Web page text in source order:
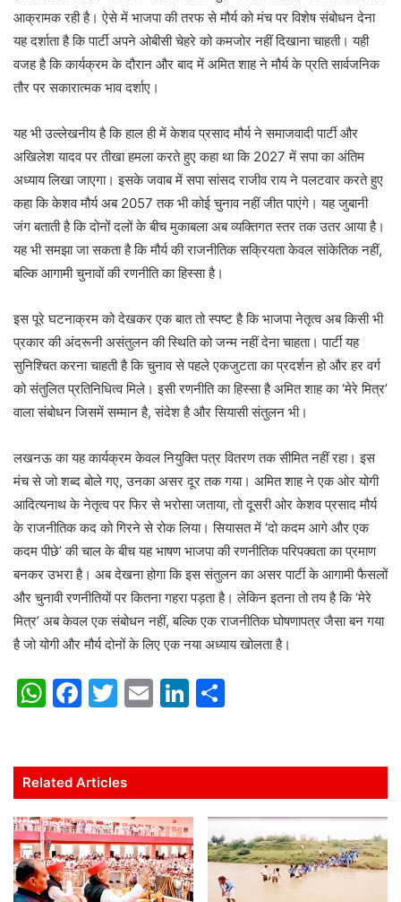
आक्रामक रही है। ऐसे में भाजपा की तरफ से मौर्य को मंच पर विशेष संबोधन देना
यह दर्शाता है कि पार्टी अपने ओबीसी चेहरे को कमजोर नहीं दिखाना चाहती। यही
वजह है कि कार्यक्रम के दौरान और बाद में अमित शाह ने मौर्य के प्रति सार्वजनिक
तौर पर सकारात्मक भाव दर्शाए।
यह भी उल्लेखनीय है कि हाल ही में केशव प्रसाद मौर्य ने समाजवादी पार्टी और
अखिलेश यादव पर तीखा हमला करते हुए कहा था कि 2027 में सपा का अंतिम
अध्याय लिखा जाएगा। इसके जवाब में सपा सांसद राजीव राय ने पलटवार करते हुए
कहा कि केशव मौर्य अब 2057 तक भी कोई चुनाव नहीं जीत पाएंगे। यह जुबानी
जंग बताती है कि दोनों दलों के बीच मुकाबला अब व्यक्तिगत स्तर तक उतर आया है।
यह भी समझा जा सकता है कि मौर्य की राजनीतिक सक्रियता केवल सांकेतिक नहीं,
बल्कि आगामी चुनावों की रणनीति का हिस्सा है।
इस पूरे घटनाक्रम को देखकर एक बात तो स्पष्ट है कि भाजपा नेतृत्व अब किसी भी
प्रकार की अंदरूनी असंतुलन की स्थिति को जन्म नहीं देना चाहता। पार्टी यह
सुनिश्चित करना चाहती है कि चुनाव से पहले एकजुटता का प्रदर्शन हो और हर वर्ग
को संतुलित प्रतिनिधित्व मिले। इसी रणनीति का हिस्सा है अमित शाह का ‘मेरे मित्र’
वाला संबोधन जिसमें सम्मान है, संदेश है और सियासी संतुलन भी।
लखनऊ का यह कार्यक्रम केवल नियुक्ति पत्र वितरण तक सीमित नहीं रहा। इस
मंच से जो शब्द बोले गए, उनका असर दूर तक गया। अमित शाह ने एक ओर योगी
आदित्यनाथ के नेतृत्व पर फिर से भरोसा जताया, तो दूसरी ओर केशव प्रसाद मौर्य
के राजनीतिक कद को गिरने से रोक लिया। सियासत में ‘दो कदम आगे और एक
कदम पीछे’ की चाल के बीच यह भाषण भाजपा की रणनीतिक परिपक्वता का प्रमाण
बनकर उभरा है। अब देखना होगा कि इस संतुलन का असर पार्टी के आगामी फैसलों
और चुनावी रणनीतियों पर कितना गहरा पड़ता है। लेकिन इतना तो तय है कि ‘मेरे
मित्र’ अब केवल एक संबोधन नहीं, बल्कि एक राजनीतिक घोषणापत्र जैसा बन गया
है जो योगी और मौर्य दोनों के लिए एक नया अध्याय खोलता है।
W
s
A
p
p
F
e
b
o
o
k
T
er
E
l
Li
e
dI
n
e
Related Articles